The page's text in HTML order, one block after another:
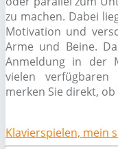
zu machen. Dabei
Motivation und
Arme und Beine.
Anmeldung in der
vielen
merken Sie direkt,
Klavierspielen, mein